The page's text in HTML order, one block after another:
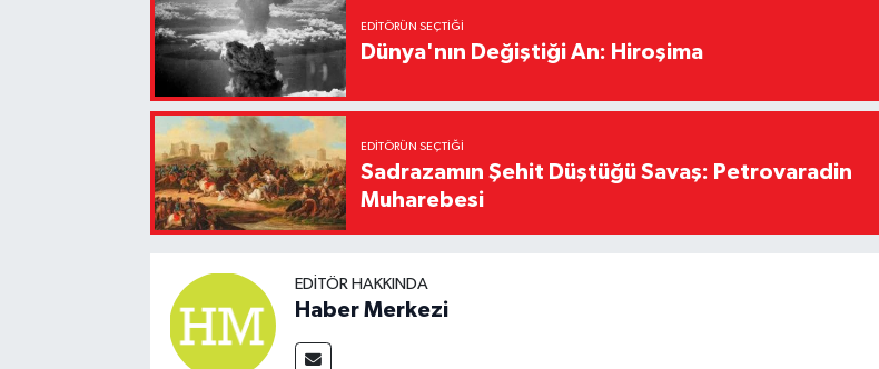
EDITÖRÜN SEÇTIĞI
Dünya'nın Değiştiği An: Hiroşima
EDITÖRÜN SEÇTIĞI
Sadrazamın Şehit Düştüğü Savaş: Petrovaradin
Muharebesi
EDITÖR HAKKINDA
Haber Merkezi